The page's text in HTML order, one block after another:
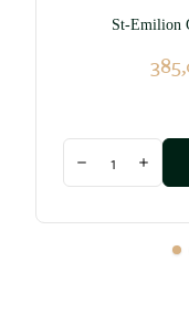
St-Emilion
Diminuer la